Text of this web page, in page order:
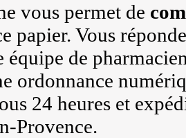
vous permet de
papier. Vous
de
ordonnance
24 heures et
Provence.